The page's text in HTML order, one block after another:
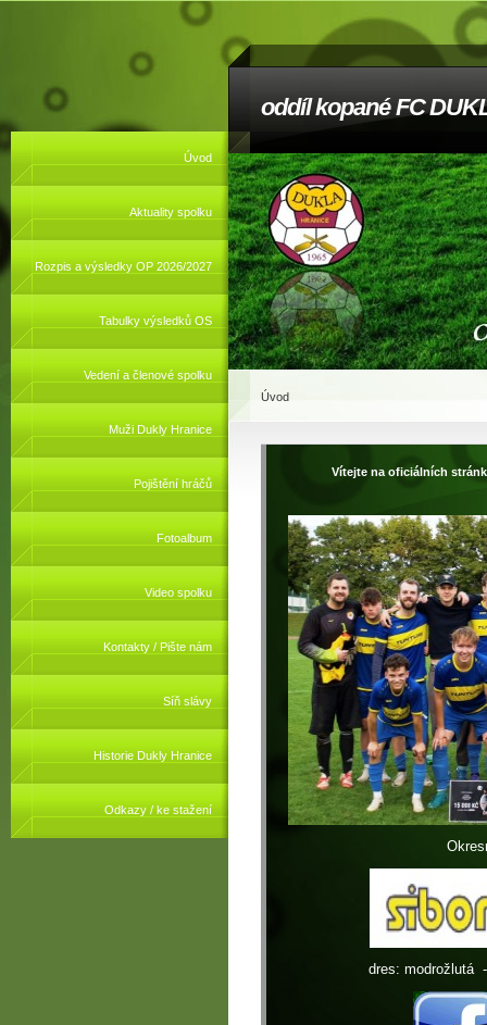
oddíl kopané FC
Úvod
Aktuality spolku
Rozpis a výsledky OP 2026/2027
Tabulky výsledků OS
Vedení a členové spolku
Muži Dukly Hranice
Pojištění hráčů
Fotoalbum
Video spolku
Kontakty / Pište nám
Síň slávy
Historie Dukly Hranice
Odkazy / ke stažení
Úvod
Vítejte na oficiálních
dres: modrožlutá